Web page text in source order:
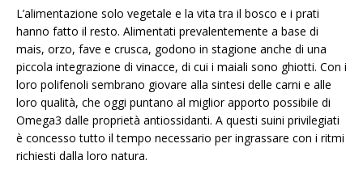
L’alimentazione solo vegetale e la vita tra il bosco e i prati
hanno fatto il resto. Alimentati prevalentemente a base di
mais, orzo, fave e crusca, godono in stagione anche di una
piccola integrazione di vinacce, di cui i maiali sono ghiotti. Con i
loro polifenoli sembrano giovare alla sintesi delle carni e alle
loro qualità, che oggi puntano al miglior apporto possibile di
Omega3 dalle proprietà antiossidanti. A questi suini privilegiati
è concesso tutto il tempo necessario per ingrassare con i ritmi
richiesti dalla loro natura.